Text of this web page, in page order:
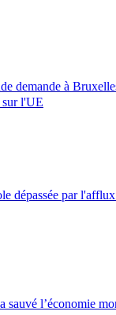
demande à
sur l'UE
dépassée par
sauvé l’économie